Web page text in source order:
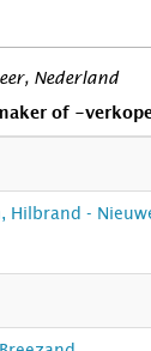
Nederland
of -
Hilbrand -